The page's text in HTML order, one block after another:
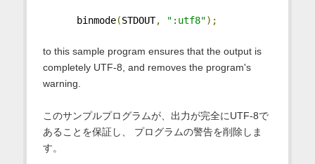
binmode(STDOUT, ":utf8");
to this sample program ensures that the output is
completely UTF-8, and removes the program's
warning.
このサンプルプログラムが、出力が完全にUTF-8で
あることを保証し、 プログラムの警告を削除しま
す。